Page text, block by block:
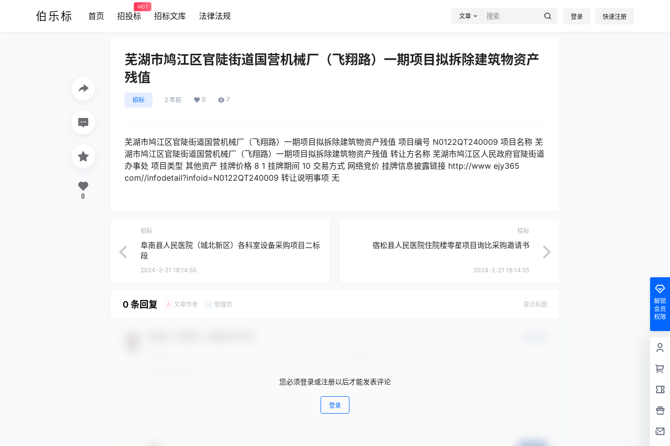
伯乐标 首页 招投标
HOT
招标文库 法律法规 文章 登录 快速注册
芜湖市鸠江区官陡街道国营机械厂（飞翔路）一期项目拟拆除建筑物资产
残值
招标 2 年前 0 7
芜湖市鸠江区官陡街道国营机械厂（飞翔路）一期项目拟拆除建筑物资产残值 项目编号 N0122QT240009 项目名称 芜
湖市鸠江区官陡街道国营机械厂（飞翔路）一期项目拟拆除建筑物资产残值 转让方名称 芜湖市鸠江区人民政府官陡街道
办事处 项目类型 其他资产 挂牌价格 8 1 挂牌期间 10 交易方式 网络竞价 挂牌信息披露链接 http://www ejy365
com//infodetail?infoid=N0122QT240009 转让说明事项 无
0
招标
阜南县人民医院（城北新区）各科室设备采购项目二标
段
2024-2-21 18:14:55
招标
宿松县人民医院住院楼零星项目询比采购邀请书
2024-2-21 18:14:55
0 条回复 A 文章作者 M 管理员 提示标题
您必须登录或注册以后才能发表评论
登录
解锁
会员
权限